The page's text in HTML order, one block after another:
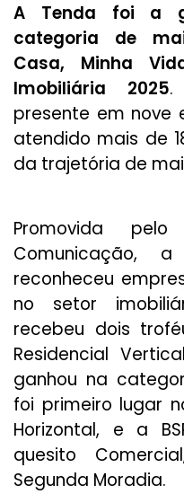
A Tenda foi a
categoria de
Casa, Minha
Imobiliária 2025.
presente em nove
atendido mais de
da trajetória de
Promovida
Comunicação,
reconheceu
no setor
recebeu dois
Residencial
ganhou na
foi primeiro lugar
Horizontal, e a
quesito
Segunda Moradia.